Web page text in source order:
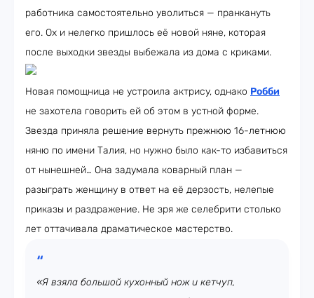
работника самостоятельно уволиться — пранкануть
его. Ох и нелегко пришлось её новой няне, которая
после выходки звезды выбежала из дома с криками.
Новая помощница не устроила актрису, однако Робби
не захотела говорить ей об этом в устной форме.
Звезда приняла решение вернуть прежнюю 16-летнюю
няню по имени Талия, но нужно было как-то избавиться
от нынешней… Она задумала коварный план —
разыграть женщину в ответ на её дерзость, нелепые
приказы и раздражение. Не зря же селебрити столько
лет оттачивала драматическое мастерство.
«Я взяла большой кухонный нож и кетчуп,